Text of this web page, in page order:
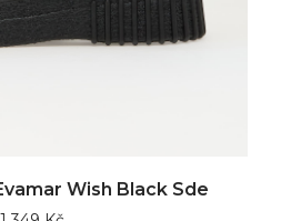
Wish Black Sde